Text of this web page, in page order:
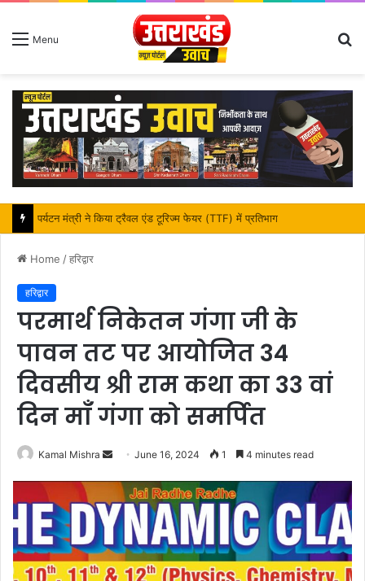
Menu
महापौर शंभू पासवान के जन्मदिवस पर क्षेत्र में विकास की सौगात
Home /हरिद्वार
हरिद्वार
परमार्थ निकेतन गंगा जी के
पावन तट पर आयोजित 34
दिवसीय श्री राम कथा का 33 वां
दिन माँ गंगा को समर्पित
Kamal Mishra
Send
email
June 16, 2024 1 4 minutes read